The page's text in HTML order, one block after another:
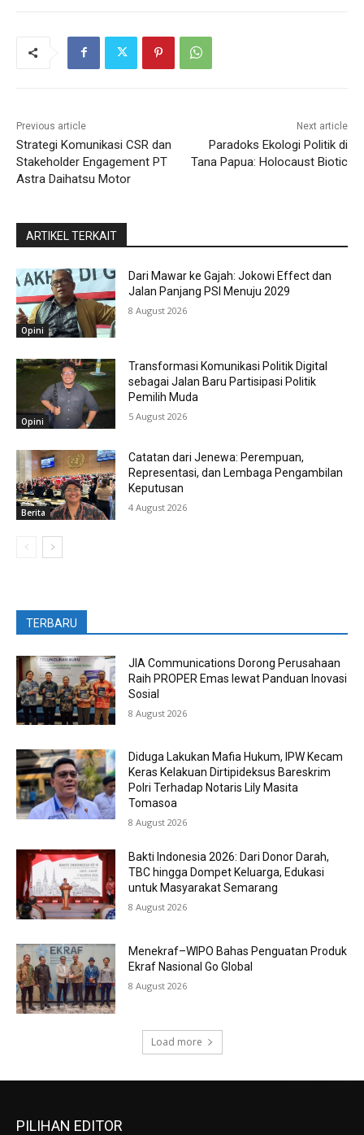
Previous article
Strategi Komunikasi CSR dan
Stakeholder Engagement PT
Astra Daihatsu Motor
Next article
Paradoks Ekologi Politik di
Tana Papua: Holocaust Biotic
ARTIKEL TERKAIT
Opini
Dari Mawar ke Gajah: Jokowi Effect dan
Jalan Panjang PSI Menuju 2029
8 August 2026
Opini
Transformasi Komunikasi Politik Digital
sebagai Jalan Baru Partisipasi Politik
Pemilih Muda
5 August 2026
Berita
Catatan dari Jenewa: Perempuan,
Representasi, dan Lembaga Pengambilan
Keputusan
4 August 2026
TERBARU
JIA Communications Dorong Perusahaan
Raih PROPER Emas lewat Panduan Inovasi
Sosial
8 August 2026
Diduga Lakukan Mafia Hukum, IPW Kecam
Keras Kelakuan Dirtipideksus Bareskrim
Polri Terhadap Notaris Lily Masita
Tomasoa
8 August 2026
Bakti Indonesia 2026: Dari Donor Darah,
TBC hingga Dompet Keluarga, Edukasi
untuk Masyarakat Semarang
8 August 2026
Menekraf–WIPO Bahas Penguatan Produk
Ekraf Nasional Go Global
8 August 2026
Load more
PILIHAN EDITOR